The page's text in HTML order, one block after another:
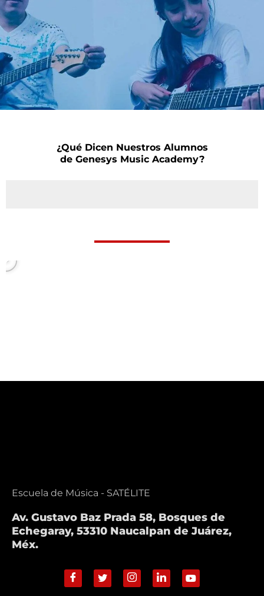
¿Qué Dicen Nuestros Alumnos
de Genesys Music Academy?
Escuela de Música - SATÉLITE
Av. Gustavo Baz Prada 58, Bosques de
Echegaray, 53310 Naucalpan de Juárez,
Méx.